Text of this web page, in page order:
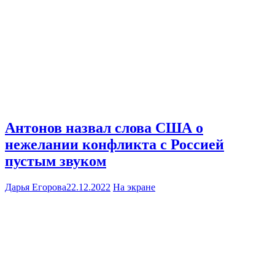
Антонов назвал слова США о
нежелании конфликта с Россией
пустым звуком
Дарья Егорова22.12.2022 На экране